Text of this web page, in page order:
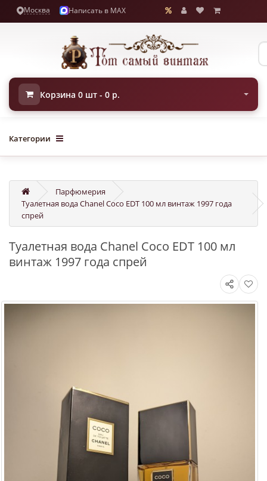
Москва Написать в MAX
Корзина 0 шт - 0 р.
Категории
Парфюмерия
Туалетная вода Chanel Coco EDT 100 мл винтаж 1997 года
спрей
Туалетная вода Chanel Coco EDT 100 мл
винтаж 1997 года спрей